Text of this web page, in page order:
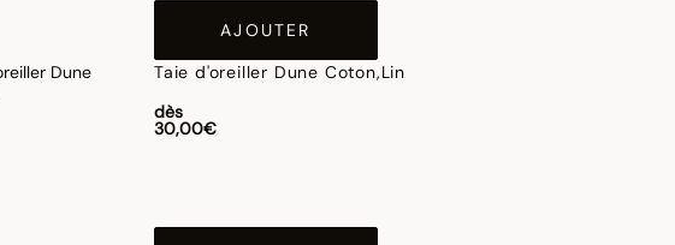
AJOUTER
Taie d'oreiller Dune Coton,Lin
dès
30,00€